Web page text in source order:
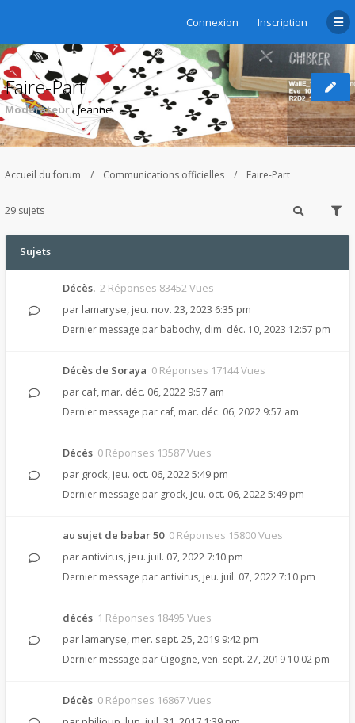
Connexion Inscription
Faire-Part
Modérateur : Jeanne
Accueil du forum Communications officielles Faire-Part
29 sujets
Sujets
Décès. 2 Réponses 83452 Vues
par lamaryse, jeu. nov. 23, 2023 6:35 pm
Dernier message par babochy, dim. déc. 10, 2023 12:57 pm
Décès de Soraya 0 Réponses 17144 Vues
par caf, mar. déc. 06, 2022 9:57 am
Dernier message par caf, mar. déc. 06, 2022 9:57 am
Décès 0 Réponses 13587 Vues
par grock, jeu. oct. 06, 2022 5:49 pm
Dernier message par grock, jeu. oct. 06, 2022 5:49 pm
au sujet de babar 50 0 Réponses 15800 Vues
par antivirus, jeu. juil. 07, 2022 7:10 pm
Dernier message par antivirus, jeu. juil. 07, 2022 7:10 pm
décés 1 Réponses 18495 Vues
par lamaryse, mer. sept. 25, 2019 9:42 pm
Dernier message par Cigogne, ven. sept. 27, 2019 10:02 pm
Décès 0 Réponses 16867 Vues